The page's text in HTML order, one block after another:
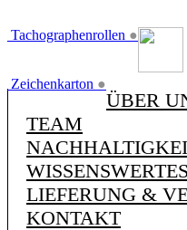
Tachographenrollen ●
Zeichenkarton ●
ÜBER
TEAM
WISSENSWERTES
LIEFERUNG &
KONTAKT